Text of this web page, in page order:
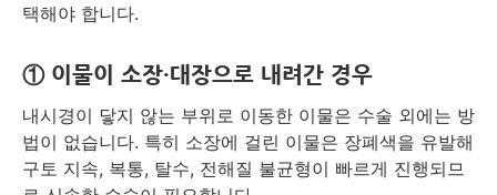
택해야 합니다.
① 이물이 소장·대장으로 내려간 경우
내시경이 닿지 않는 부위로 이동한 이물은 수술 외에는 방
법이 없습니다. 특히 소장에 걸린 이물은 장폐색을 유발해
구토 지속, 복통, 탈수, 전해질 불균형이 빠르게 진행되므